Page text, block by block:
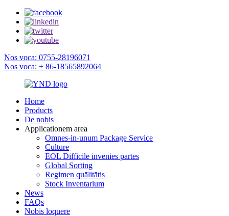
Nos voca: 0755-28196071
Nos voca: + 86-18565892064
Home
Products
De nobis
Applicationem area
Omnes-in-unum Package Service
Culture
EOL Difficile invenies partes
Global Sorting
Regimen quālitātis
Stock Inventarium
News
FAQs
Nobis loquere